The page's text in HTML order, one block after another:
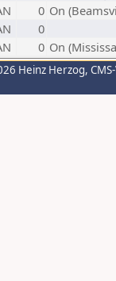
0 On
0
0 On
Heinz Herzog,